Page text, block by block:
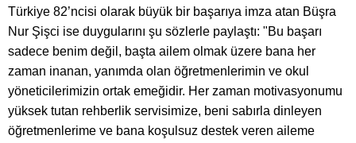
Türkiye 82’ncisi olarak büyük bir başarıya imza atan Büşra
Nur Şişci ise duygularını şu sözlerle paylaştı: "Bu başarı
sadece benim değil, başta ailem olmak üzere bana her
zaman inanan, yanımda olan öğretmenlerimin ve okul
yöneticilerimizin ortak emeğidir. Her zaman motivasyonumu
yüksek tutan rehberlik servisimize, beni sabırla dinleyen
öğretmenlerime ve bana koşulsuz destek veren aileme